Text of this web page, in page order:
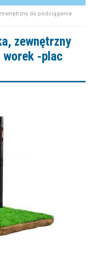
do podciągania
zewnętrzny
worek -plac